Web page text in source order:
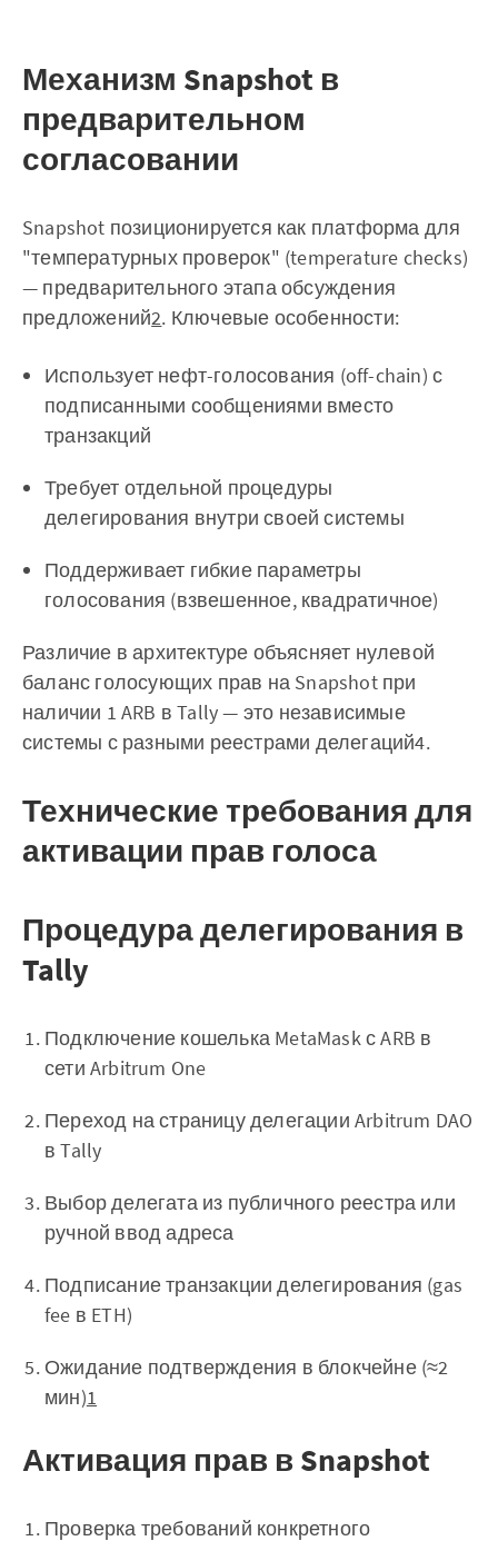
Механизм Snapshot в
предварительном
согласовании
Snapshot позиционируется как платформа для
"температурных проверок" (temperature checks)
— предварительного этапа обсуждения
предложений2. Ключевые особенности:
Использует нефт-голосования (off-chain) с
подписанными сообщениями вместо
транзакций
Требует отдельной процедуры
делегирования внутри своей системы
Поддерживает гибкие параметры
голосования (взвешенное, квадратичное)
Различие в архитектуре объясняет нулевой
баланс голосующих прав на Snapshot при
наличии 1 ARB в Tally — это независимые
системы с разными реестрами делегаций4.
Технические требования для
активации прав голоса
Процедура делегирования в
Tally
Подключение кошелька MetaMask с ARB в
сети Arbitrum One
Переход на страницу делегации Arbitrum DAO
в Tally
Выбор делегата из публичного реестра или
ручной ввод адреса
Подписание транзакции делегирования (gas
fee в ETH)
Ожидание подтверждения в блокчейне (≈2
мин)1
Активация прав в Snapshot
Проверка требований конкретного